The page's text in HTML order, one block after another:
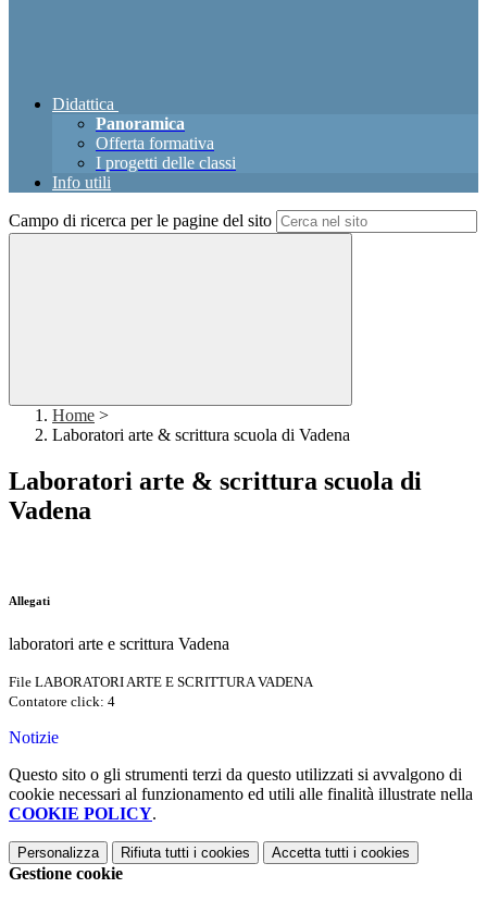
Didattica
Panoramica
Offerta formativa
I progetti delle classi
Info utili
Campo di ricerca per le pagine del sito
Home >
Laboratori arte & scrittura scuola di Vadena
Laboratori arte & scrittura scuola di
Vadena
Allegati
laboratori arte e scrittura Vadena
File LABORATORI ARTE E SCRITTURA VADENA
Contatore click: 4
Notizie
Questo sito o gli strumenti terzi da questo utilizzati si avvalgono di
cookie necessari al funzionamento ed utili alle finalità illustrate nella
COOKIE POLICY.
Personalizza Rifiuta tutti i cookies Accetta tutti i cookies
Gestione cookie